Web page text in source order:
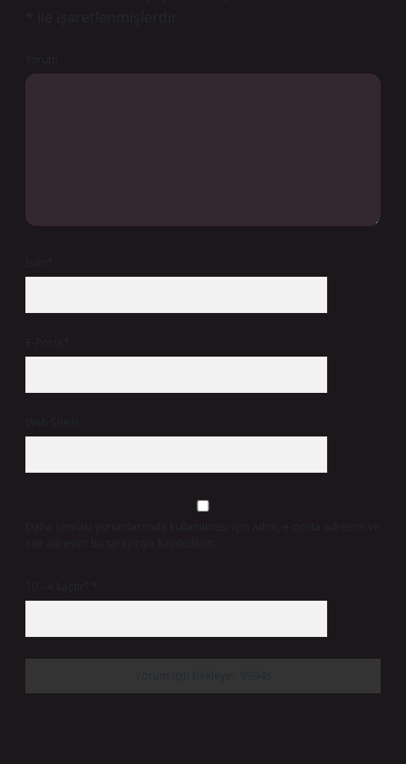
ile işaretlenmişlerdir
Daha sonraki yorumlarımda kullanılması için adım, e-posta adresim ve
10 - 4 kaçtır?